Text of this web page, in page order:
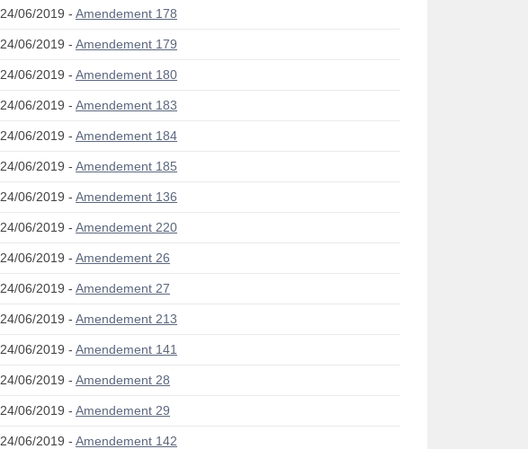
24/06/2019 - Amendement 178
24/06/2019 - Amendement 179
24/06/2019 - Amendement 180
24/06/2019 - Amendement 183
24/06/2019 - Amendement 184
24/06/2019 - Amendement 185
24/06/2019 - Amendement 136
24/06/2019 - Amendement 220
24/06/2019 - Amendement 26
24/06/2019 - Amendement 27
24/06/2019 - Amendement 213
24/06/2019 - Amendement 141
24/06/2019 - Amendement 28
24/06/2019 - Amendement 29
24/06/2019 - Amendement 142